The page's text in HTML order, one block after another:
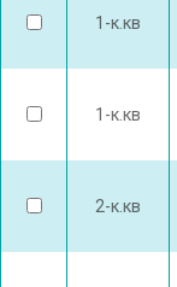
1-к.кв
1-к.кв
2-к.кв